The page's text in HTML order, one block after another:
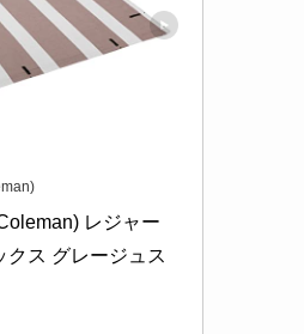
レジャー
クス グレージュス